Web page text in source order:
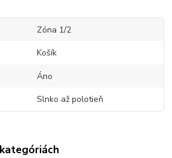
Zóna 1/2
Košík
Áno
Slnko až polotieň